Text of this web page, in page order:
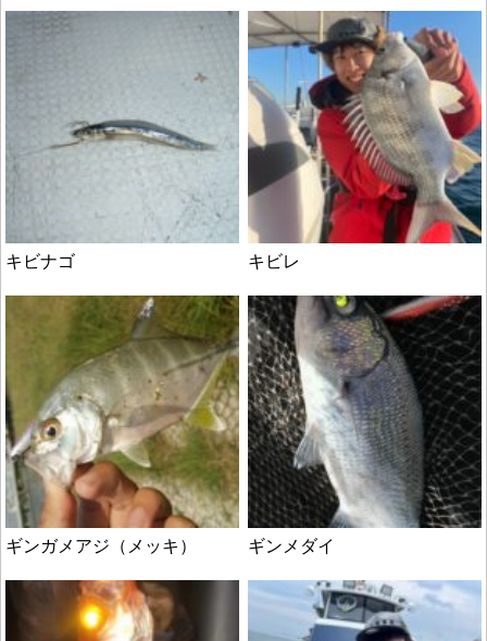
キビナゴ キビレ
ギンガメアジ（メッキ） ギンメダイ